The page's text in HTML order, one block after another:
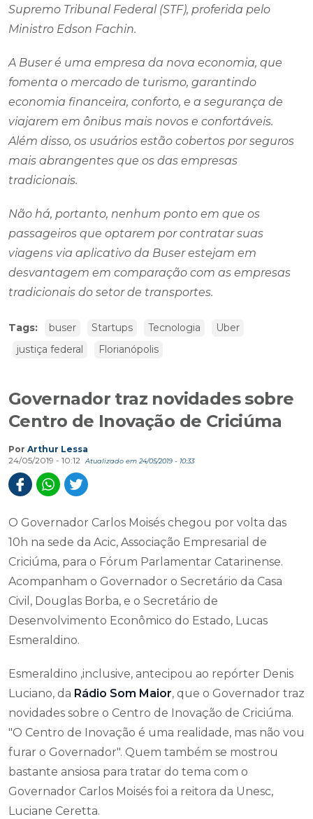
Supremo Tribunal Federal (STF), proferida pelo
Ministro Edson Fachin.
A Buser é uma empresa da nova economia, que
fomenta o mercado de turismo, garantindo
economia financeira, conforto, e a segurança de
viajarem em ônibus mais novos e confortáveis.
Além disso, os usuários estão cobertos por seguros
mais abrangentes que os das empresas
tradicionais.
Não há, portanto, nenhum ponto em que os
passageiros que optarem por contratar suas
viagens via aplicativo da Buser estejam em
desvantagem em comparação com as empresas
tradicionais do setor de transportes.
Tags: buser Startups Tecnologia
Uber
justiça federal
Florianópolis
Governador traz novidades sobre
Centro de Inovação de Criciúma
Por Arthur Lessa
24/05/2019 - 10:12
Atualizado em 24/05/2019 - 10:33
O Governador Carlos Moisés chegou por volta das
10h na sede da Acic, Associação Empresarial de
Criciúma, para o Fórum Parlamentar Catarinense.
Acompanham o Governador o Secretário da Casa
Civil, Douglas Borba, e o Secretário de
Desenvolvimento Econômico do Estado, Lucas
Esmeraldino.
Esmeraldino ,inclusive, antecipou ao repórter Denis
Luciano, da Rádio Som Maior, que o Governador traz
novidades sobre o Centro de Inovação de Criciúma.
"O Centro de Inovação é uma realidade, mas não vou
furar o Governador". Quem também se mostrou
bastante ansiosa para tratar do tema com o
Governador Carlos Moisés foi a reitora da Unesc,
Luciane Ceretta.